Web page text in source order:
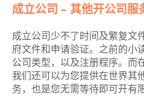
成立公司 – 其他开公司服
成立公司少不了时间及繁复文
府文件和申请验证。之前的小
公司类型，以及注册程序。而
我们还可以为您提供在世界其
务，也是您无需等待即可开有